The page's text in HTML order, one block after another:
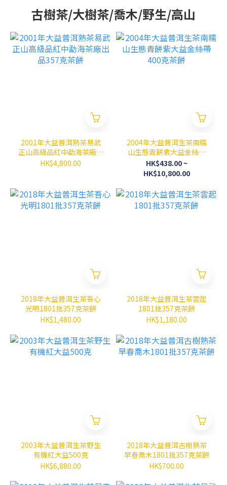
古樹茶/大樹茶/喬木/野生/高山
2001年大益普洱熟茶易武
正山高級品紅中勐海茶廠出
品357克茶餅
HK$4,800.00
2004年大益普洱生茶南糯
山生態青餅紫大益金絲帶
400克茶餅
HK$438.00 ~
HK$10,800.00
2018年大益普洱生茶吾心
光明1801批357克茶餅
HK$1,480.00
2018年大益普洱生茶雲起
1801批357克茶餅
HK$1,180.00
2003年大益普洱生茶野生
有機紅大益500克
HK$6,880.00
2018年大益普洱古樹熟茶
早春喬木1801批357克茶餅
HK$700.00